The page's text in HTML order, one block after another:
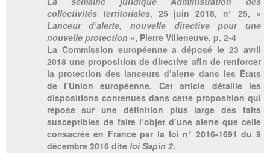
collectivités territoriales, 25 juin 2018, n° 25, «
Lanceur d’alerte, nouvelle directive pour une
nouvelle protection », Pierre Villeneuve, p. 2-4
La Commission européenne a déposé le 23 avril
2018 une proposition de directive afin de renforcer
la protection des lanceurs d’alerte dans les États
de l’Union européenne. Cet article détaille les
dispositions contenues dans cette proposition qui
repose sur une définition plus large des faits
susceptibles de faire l’objet d’une alerte que celle
consacrée en France par la loi n° 2016-1691 du 9
décembre 2016 dite loi Sapin 2.